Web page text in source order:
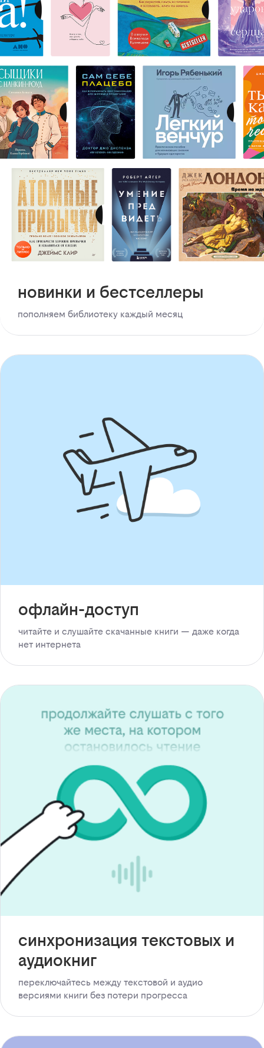
новинки и бестселлеры
пополняем библиотеку каждый месяц
офлайн-доступ
читайте и слушайте скачанные книги — даже когда
нет интернета
синхронизация текстовых и
аудиокниг
переключайтесь между текстовой и аудио
версиями книги без потери прогресса